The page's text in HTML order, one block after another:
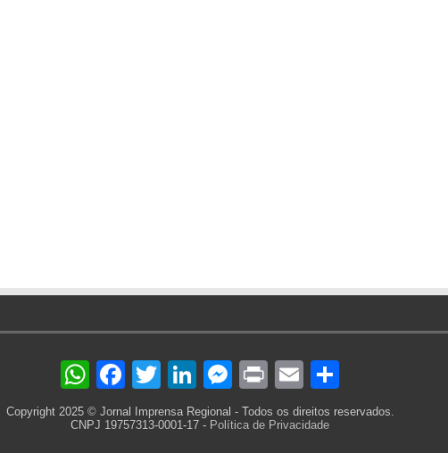
WhatsApp
Facebook
TwitterLinkedIn
Messenger
PrintEmail
Copyright 2025 © Jornal Imprensa Regional - Todos os direitos reservados.
CNPJ 19757313-0001-17 - Política de Privacidade